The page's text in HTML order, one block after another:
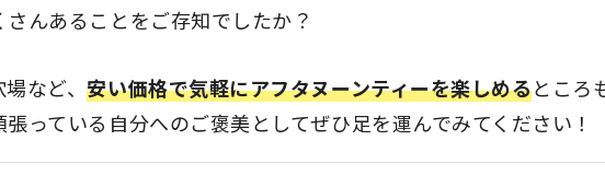
んあることをご存知でしたか？
場など、安い価格で気軽にアフタヌーンティーを楽しめるところ
っている自分へのご褒美としてぜひ足を運んでみてください！